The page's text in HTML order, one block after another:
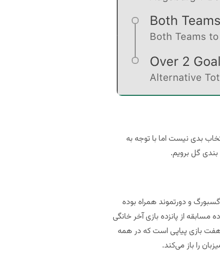
بدی نیست اما با توجه به
گل برویم.
و دورتموند همراه بوده
از پانزده بازی آخر خانگی
۲ گل به ثمر رسانده است. دورتموند هفت بازی پیاپی است که در همه
را باز می‌کند.